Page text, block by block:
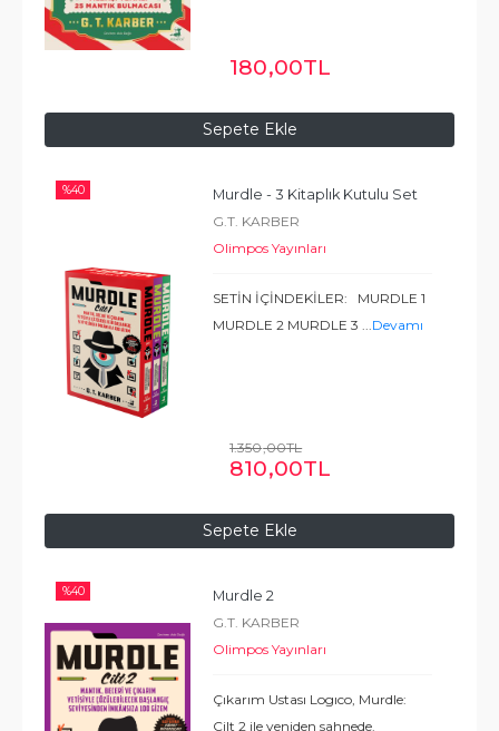
Sepete Ekle
pek de neşeli olmayan cinayeti
180,00TL
%40
Sepete Ekle
Murdle - 3 Kitaplık Kutulu Set
G.T. KARBER
Olimpos Yayınları
SETİN İÇİNDEKİLER: MURDLE 1
MURDLE 2 MURDLE 3...Devamı
1.350,00TL
810,00TL
%40
Murdle 2
G.T. KARBER
Olimpos Yayınları
Çıkarım Ustası Logıco, Murdle:
Cilt 2 ile yeniden sahnede.